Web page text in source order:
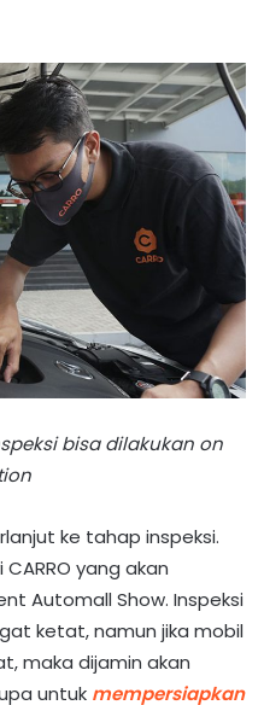
bisa dilakukan on
ke tahap inspeksi.
yang akan
Automall Show. Inspeksi
ketat, namun jika mobil
maka dijamin akan
untuk mempersiapkan